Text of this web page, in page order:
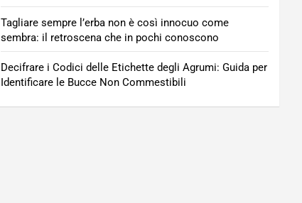
Tagliare sempre l’erba non è così innocuo come
sembra: il retroscena che in pochi conoscono
Decifrare i Codici delle Etichette degli Agrumi: Guida per
Identificare le Bucce Non Commestibili